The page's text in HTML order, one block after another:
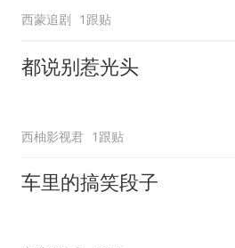
西蒙追剧 1跟贴
都说别惹光头
西柚影视君 1跟贴
车里的搞笑段子